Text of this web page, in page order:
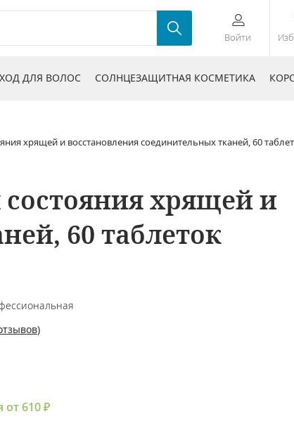
Войти
ДЛЯ ВОЛОС СОЛНЦЕЗАЩИТНАЯ КОСМЕТИКА
хрящей и восстановления соединительных тканей, 60
хрящей и
60 таблеток
)
от 610 ₽